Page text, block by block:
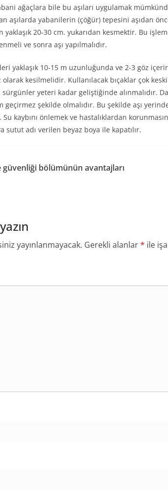
ağaçlara bile bu aşıları uygulamak
aşılarda yabanilerin (çöğür) tepesini aşıdan
yaklaşık 20-30 cm. yukarıdan kesmektir. Bu
ve sonra aşı yapılmalıdır.
yaklaşık 10-15 m uzunluğunda ve 2-3 göz
kesilmelidir. Kullanılacak bıçaklar çok
yeteri kadar geliştiğinde alınmalıdır.
geçirmez şekilde olmalıdır. Bu şekilde aşı
kaybını önlemek ve hastalıklardan
sutut adı verilen beyaz boya ile kapatılır.
güvenliği bölümünün avantajları
yayınlanmayacak. Gerekli alanlar* ile